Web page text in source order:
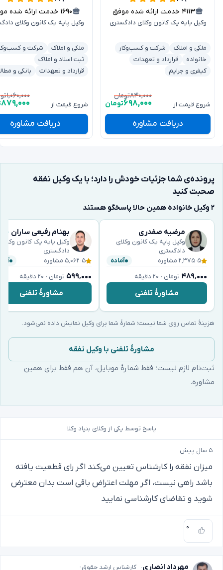
۴۱۱۳ خدمت ارائه شده موفق
وکیل پایه یک کانون وکلای دادگستری
ملکی و املاک
شرکت و کسب‌وکار
خانواده
قرارداد و تعهدات
کیفری و جرایم
شروع قیمت از
۸۴۰,۰۰۰تومان
۶۹۸,۰۰۰تومان
دریافت مشاوره
۱۶۹۰ خدمت ارائه شده موفق
وکیل پایه یک کانون وکلای
ملکی و املاک
شرکت و
ثبت اسناد و املاک
قرارداد و تعهدات
بانکی و
شروع قیمت از
۱,۰۶۰,۰۰۰
۸۷۹,۰۰۰
دریافت مشاوره
پرونده‌ی شما جزئیات خودش را دارد؛ با یک وکیل نفقه
صحبت کنید
۲ وکیل خانواده همین حالا پاسخگو هستند
مرضیه صفدری
وکیل پایه یک کانون وکلای
دادگستری
۵ ۲٬۳۷۵ مشاوره آماده
۴۸۹٬۰۰۰ تومان · ۲۰ دقیقه
مشاورهٔ تلفنی
بهنام رفیعی ساران
وکیل پایه یک کانون وکلای
دادگستری
۵ ۵٬۰۶۲ مشاوره
۵۹۹٬۰۰۰ تومان · ۲۰ دقیقه
مشاورهٔ تلفنی
هزینهٔ تماس روی شما نیست؛ شمارهٔ شما برای وکیل نمایش داده نمی‌شود.
مشاورهٔ تلفنی با وکیل نفقه
ثبت‌نام لازم نیست؛ فقط شمارهٔ موبایل، آن هم فقط برای همین
مشاوره.
پاسخ توسط یکی از وکلای بنیاد وکلا
۵ سال پیش
میزان نفقه را کارشناس تعیین می‌کند اگر رای قطعیت یافته
باشد راهی نیست، اگر مهلت اعتراض باقی است بدان معترض
شوید و تقاضای کارشناسی نمایید
۰
مهرداد انصاری کارشناس ارشد حقوق